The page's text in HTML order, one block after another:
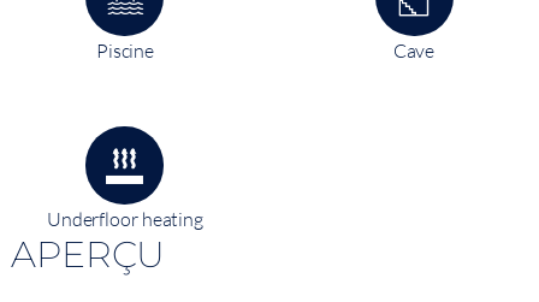
Piscine Cave
Underfloor heating
APERÇU